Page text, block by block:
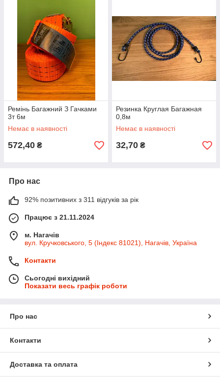
Ремінь Багажний З Гачками
3т 6м
Немає в наявності
572,40 ₴
Резинка Круглая Багажная
0,8м
Немає в наявності
32,70 ₴
Про нас
92% позитивних з 311 відгуків за рік
Працює з 21.11.2024
м. Нагачів
вул. Кручковського, 5 (Індекс 81021), Нагачів, Україна
Контакти
Сьогодні вихідний
Показати весь графік роботи
Про нас
Контакти
Доставка та оплата